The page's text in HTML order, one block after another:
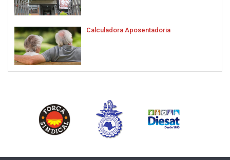
Calculadora Aposentadoria